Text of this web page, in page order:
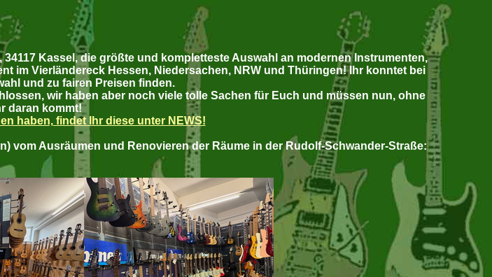
Kassel, die größte und kompletteste Auswahl an modernen Instrumenten,
im Vierländereck Hessen, Niedersachen, NRW und Thüringen! Ihr konntet bei
und zu fairen Preisen finden.
wir haben aber noch viele tolle Sachen für Euch und müssen nun, ohne
daran kommt!
haben, findet Ihr diese unter NEWS!
vom Ausräumen und Renovieren der Räume in der Rudolf-Schwander-Straße: